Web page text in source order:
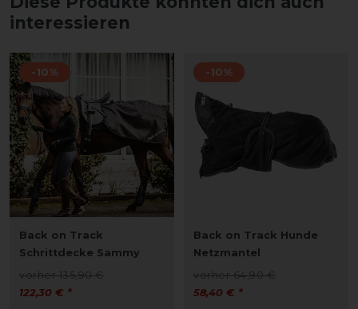
interessieren
-10%
Back on Track
Schrittdecke Sammy
vorher 135,90 €
122,30 € *
-10%
Back on Track Hunde
Netzmantel
vorher 64,90 €
58,40 € *